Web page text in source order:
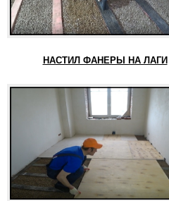
НАСТИЛ ФАНЕРЫ НА ЛАГИ